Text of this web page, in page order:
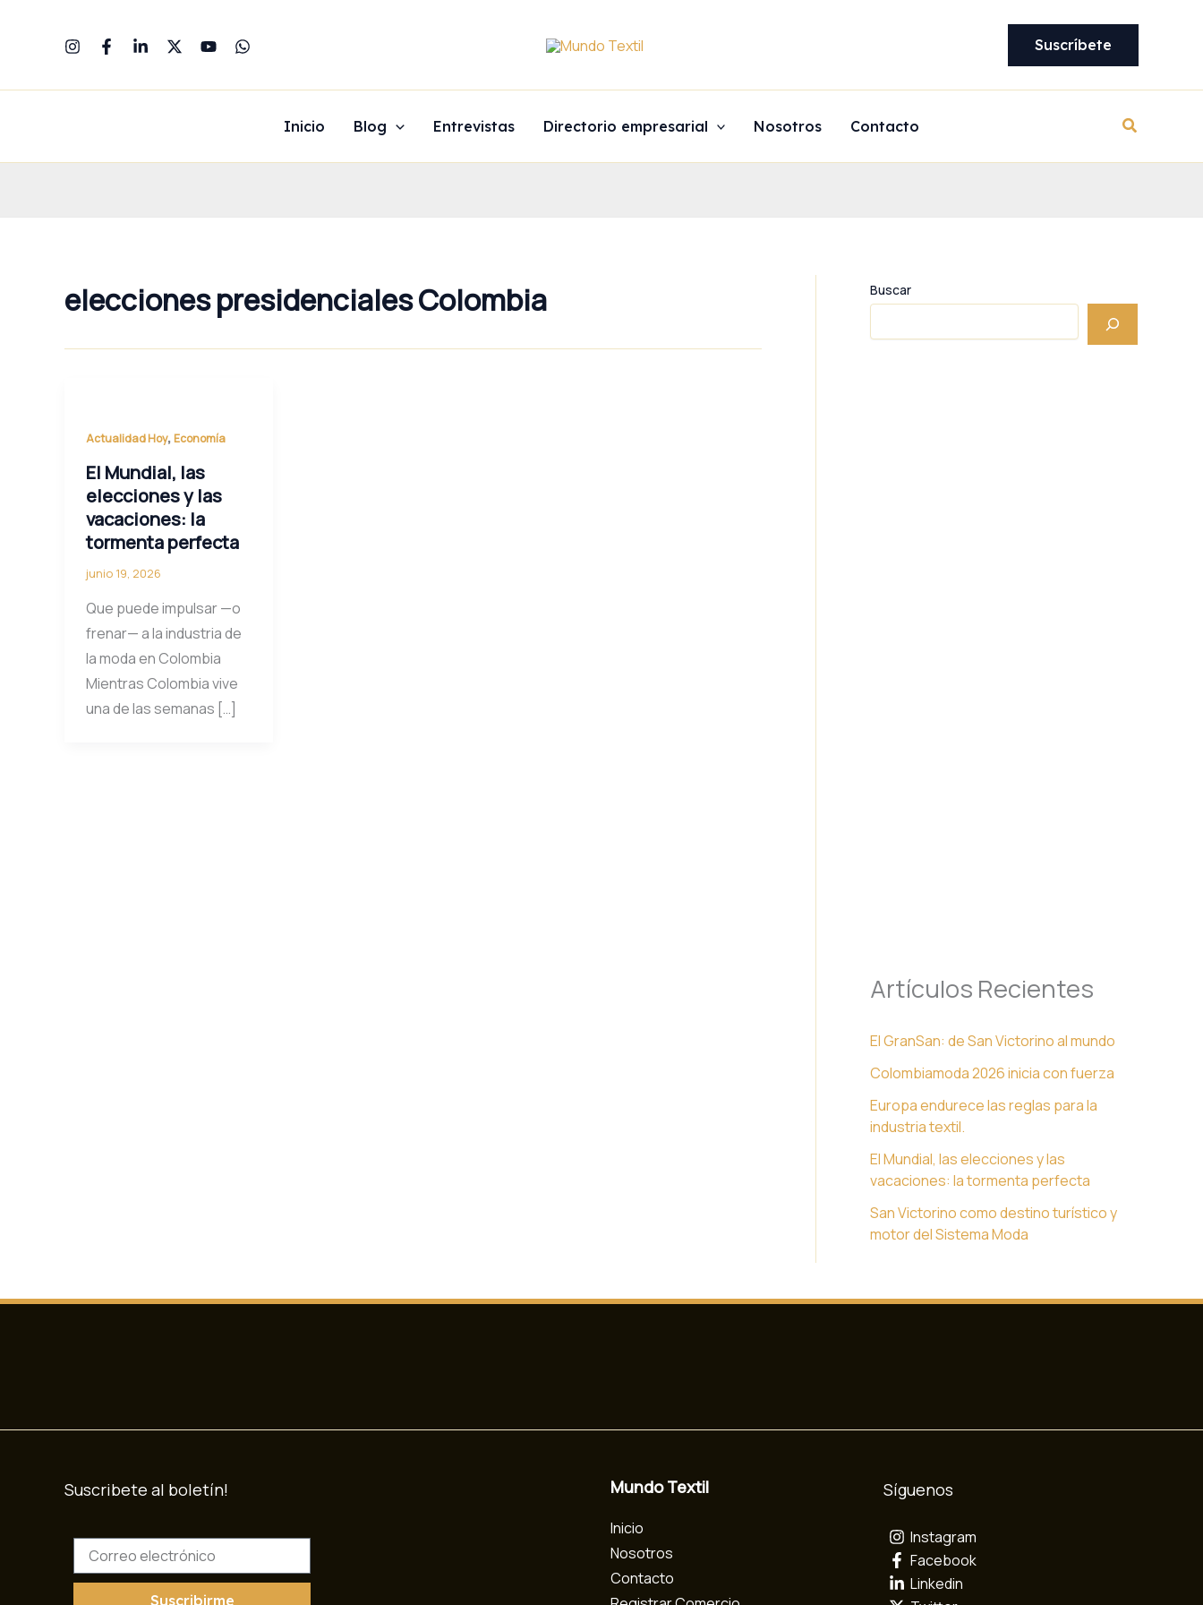
Suscríbete
Inicio Blog Entrevistas Directorio empresarial Nosotros Contacto Buscar
elecciones presidenciales Colombia
Actualidad Hoy, Economía
El Mundial, las
elecciones y las
vacaciones: la
tormenta perfecta
junio 19, 2026
Que puede impulsar —o
frenar— a la industria de
la moda en Colombia
Mientras Colombia vive
una de las semanas […]
Buscar
Artículos Recientes
El GranSan: de San Victorino al mundo
Colombiamoda 2026 inicia con fuerza
Europa endurece las reglas para la
industria textil.
El Mundial, las elecciones y las
vacaciones: la tormenta perfecta
San Victorino como destino turístico y
motor del Sistema Moda
Suscribete al boletín!
r
Suscribirme
Mundo Textil
Inicio
Nosotros
Contacto
Síguenos
Instagram
Facebook
Linkedin